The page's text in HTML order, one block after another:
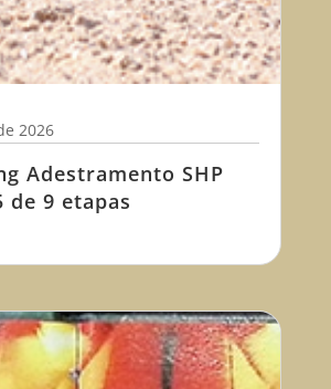
Adestramento SHP
de 9 etapas
2026